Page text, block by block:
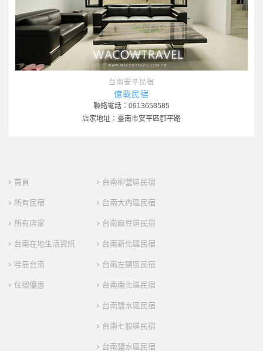
台南安平民宿
億載民宿
聯絡電話：0913658585
店家地址：臺南市安平區郡平路
首頁
所有民宿
所有店家
台南在地生活資訊
哇靠台南
住宿優惠
台南柳營區民宿
台南大內區民宿
台南麻豆區民宿
台南新化區民宿
台南左鎮區民宿
台南南化區民宿
台南鹽水區民宿
台南七股區民宿
台南鹽水區民宿